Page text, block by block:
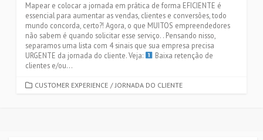
Mapear e colocar a jornada em prática de forma EFICIENTE é
essencial para aumentar as vendas, clientes e conversões, todo
mundo concorda, certo?! Agora, o que MUITOS empreendedores
não sabem é quando solicitar esse serviço. . Pensando nisso,
separamos uma lista com 4 sinais que sua empresa precisa
URGENTE da jornada do cliente. Veja:
Baixa retenção de
clientes e/ou...
CATEGORIES
CUSTOMER EXPERIENCE / JORNADA DO CLIENTE